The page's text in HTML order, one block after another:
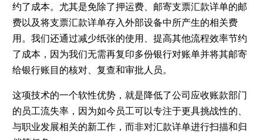
约了成本。尤其是免除了押运费、邮寄支票汇款详单的邮
费以及将支票汇款详单存入外部设备中所产生的相关费
用。我们还通过减少纸张的使用、提高其他流程效率节约
了成本，因为我们无需再复印多份银行对账单并将其邮寄
给银行账目的核对、复查和审批人员。
这项技术的一个软性优势，就是降低了公司应收账款部门
的员工流失率，因为如今员工可以专注于更具挑战性的、
与职业发展相关的新工作，而非对汇款详单进行扫描和归